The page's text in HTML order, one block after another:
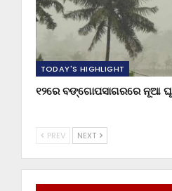
TODAY'S HIGHLIGHT
୧୨ରେ ବଙ୍ଗୋପସାଗରରେ ନୂଆ
PREV NEXT